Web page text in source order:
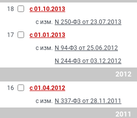
18
с 01.10.2013
с изм. N 250-Ф3 от 23.07.2013
17
с 01.01.2013
с изм. N 94-Ф3 от 25.06.2012
N 244-Ф3 от 03.12.2012
2012
16
с 01.04.2012
с изм. N 337-Ф3 от 28.11.2011
2011